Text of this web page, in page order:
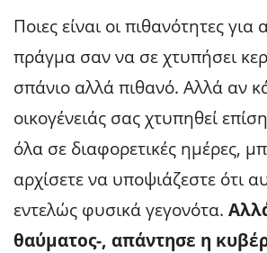
Ποιες είναι οι πιθανότητες για
πράγμα σαν να σε χτυπήσει
σπάνιο αλλά πιθανό. Αλλά αν
οικογένειάς σας χτυπηθεί
όλα σε διαφορετικές ημέρες,
αρχίσετε να υποψιάζεστε ότι
εντελώς φυσικά γεγονότα.
θαύματος-, απάντησε η